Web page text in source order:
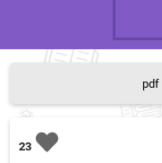
23